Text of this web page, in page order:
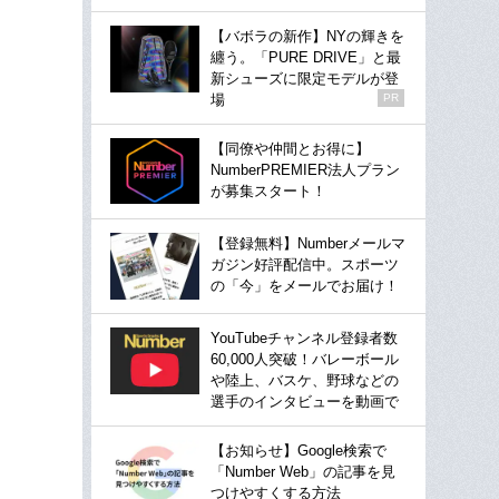
【バボラの新作】NYの輝きを
纏う。「PURE DRIVE」と最
新シューズに限定モデルが登
場
PR
【同僚や仲間とお得に】
NumberPREMIER法人プラン
が募集スタート！
【登録無料】Numberメールマ
ガジン好評配信中。スポーツ
の「今」をメールでお届け！
YouTubeチャンネル登録者数
60,000人突破！バレーボール
や陸上、バスケ、野球などの
選手のインタビューを動画で
【お知らせ】Google検索で
「Number Web」の記事を見
つけやすくする方法